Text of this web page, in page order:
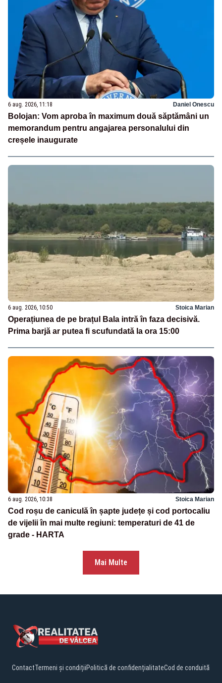
6 aug. 2026, 11:18 Daniel Onescu
Bolojan: Vom aproba în maximum două săptămâni un
memorandum pentru angajarea personalului din
creșele inaugurate
6 aug. 2026, 10:50 Stoica Marian
Operațiunea de pe brațul Bala intră în faza decisivă.
Prima barjă ar putea fi scufundată la ora 15:00
6 aug. 2026, 10:38 Stoica Marian
Cod roșu de caniculă în șapte județe și cod portocaliu
de vijelii în mai multe regiuni: temperaturi de 41 de
grade - HARTA
Mai Multe
ContactTermeni și condițiiPolitică de confidențialitateCod de conduită